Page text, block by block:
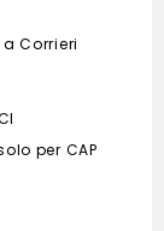
Corrieri
per CAP